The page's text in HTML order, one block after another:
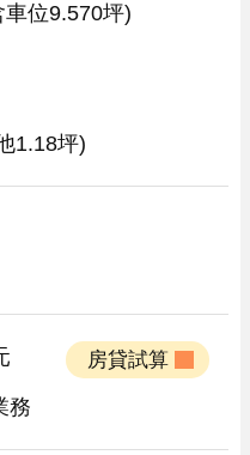
車位9.570坪)
1.18坪)
務